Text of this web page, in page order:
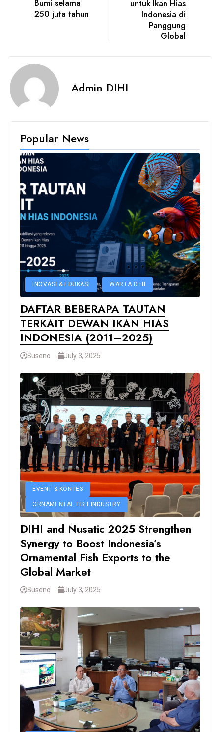
Bumi selama
250 juta tahun
untuk Ikan Hias
Indonesia di
Panggung
Global
Admin DIHI
Popular News
INOVASI & EDUKASI WARTA DIHI
DAFTAR BEBERAPA TAUTAN
TERKAIT DEWAN IKAN HIAS
INDONESIA (2011–2025)
Suseno July 3, 2025
EVENT & KONTES
ORNAMENTAL FISH INDUSTRY
DIHI and Nusatic 2025 Strengthen
Synergy to Boost Indonesia’s
Ornamental Fish Exports to the
Global Market
Suseno July 3, 2025